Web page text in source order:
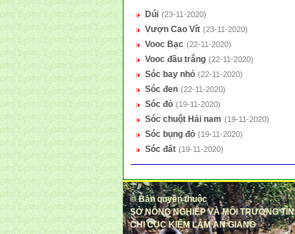
Dúi (23-11-2020)
Vượn Cao Vít (23-11-2020)
Vooc Bạc (22-11-2020)
Vooc đầu trắng (22-11-2020)
Sóc bay nhỏ (22-11-2020)
Sóc đen (22-11-2020)
Sóc đỏ (19-11-2020)
Sóc chuột Hải nam (19-11-2020)
Sóc bụng đỏ (19-11-2020)
Sóc đất (19-11-2020)
© Bản quyền thuộc
SỞ NÔNG NGHIỆP VÀ MÔI TRƯỜNG
CHI CỤC KIỂM LÂM AN GIANG